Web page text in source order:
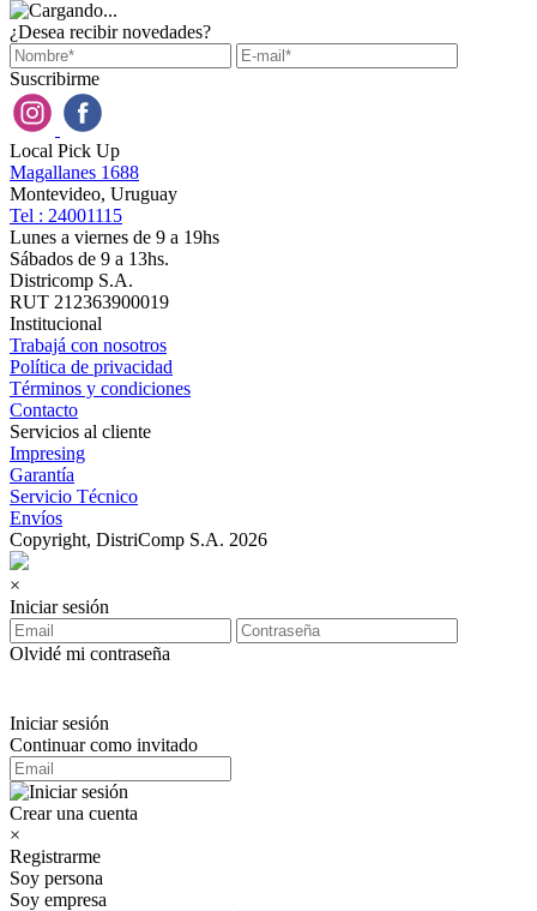
¿Desea recibir novedades?
Suscribirme
Local Pick Up
Magallanes 1688
Montevideo, Uruguay
Tel : 24001115
Lunes a viernes de 9 a 19hs
Sábados de 9 a 13hs.
Districomp S.A.
RUT 212363900019
Institucional
Trabajá con nosotros
Política de privacidad
Términos y condiciones
Contacto
Servicios al cliente
Impresing
Garantía
Servicio Técnico
Envíos
Copyright, DistriComp S.A. 2026
×
Iniciar sesión
Olvidé mi contraseña
Iniciar sesión
Continuar como invitado
Crear una cuenta
×
Registrarme
Soy persona
Soy empresa